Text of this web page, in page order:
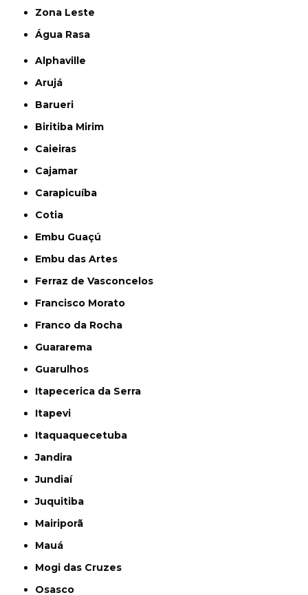
Zona Leste
Água Rasa
Alphaville
Arujá
Barueri
Biritiba Mirim
Caieiras
Cajamar
Carapicuíba
Cotia
Embu Guaçú
Embu das Artes
Ferraz de Vasconcelos
Francisco Morato
Franco da Rocha
Guararema
Guarulhos
Itapecerica da Serra
Itapevi
Itaquaquecetuba
Jandira
Jundiaí
Juquitiba
Mairiporã
Mauá
Mogi das Cruzes
Osasco